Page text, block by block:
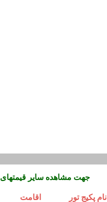
جهت مشاهده سایر قیمتهای 1 تخته- 3 تخته-4 تخته و سوییت خرید آنلا ین را زده و محاسبه آنلاین را فشار دهید
نام پکیج تور اقامت